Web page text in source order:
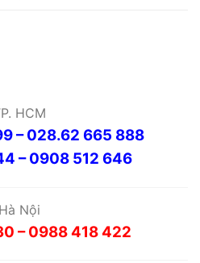
HCM
– 028.62 665 888
– 0908 512 646
Hà Nội
– 0988 418 422